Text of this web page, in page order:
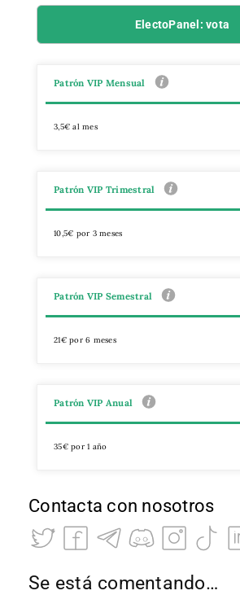
ElectoPanel: vota
Patrón VIP Mensual
3,5€ al mes
Patrón VIP Trimestral
10,5€ por 3 meses
Patrón VIP Semestral
21€ por 6 meses
Patrón VIP Anual
35€ por 1 año
Contacta con nosotros
Se está comentando…